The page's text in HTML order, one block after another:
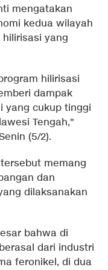
mengatakan
kedua wilayah
yang
hilirisasi
dampak
yang cukup tinggi
Tengah,"
(5/2).
memang
dan
dilaksanakan
bahwa di
dari industri
feronikel, di dua